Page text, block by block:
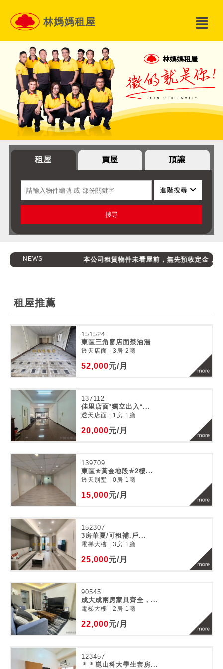
林媽媽租屋
租屋 買屋 頂讓
進階搜尋
搜尋
NEWS 本公司租賃物件未看屋前，無先預收定金，請消
租屋推薦
151524
東區三角窗店面禁油湯
透天店面 | 3房 2廳
52,000元/月
137112
佳里店面*獨立出入*...
透天店面 | 1房 1廳
20,000元/月
139709
東區✯黃金地段✯2樓...
透天別墅 | 0房 1廳
15,000元/月
152307
3房華夏/可租補.戶...
電梯大樓 | 3房 1廳
25,000元/月
90545
成大成兩房家具齊全，...
電梯大樓 | 2房 1廳
22,000元/月
123457
＊＊崑山科大學生套房...